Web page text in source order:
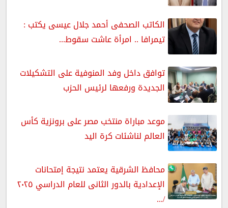
الكاتب الصحفى أحمد جلال عيسى يكتب :
تيمرافا .. امرأة عاشت سقوط...
توافق داخل وفد المنوفية على التشكيلات
الجديدة ورفعها لرئيس الحزب
موعد مباراة منتخب مصر على برونزية كأس
العالم لناشئات كرة اليد
محافظ الشرقية يعتمد نتيجة إمتحانات
الإعدادية بالدور الثانى للعام الدراسي ٢٠٢٥
/...